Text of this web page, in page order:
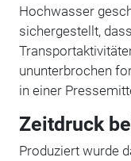
Hochwasser
sichergestellt,
ununterbrochen
in einer
Zeitdruck
Produziert wurde